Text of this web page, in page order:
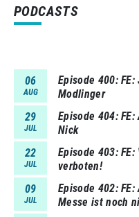
PODCASTS
06
AUG
Episode 400
Modlinger
29
JUL
Episode 404
Nick
22
JUL
Episode 403
verboten!
09
JUL
Episode 402 FE:
Messe ist noch